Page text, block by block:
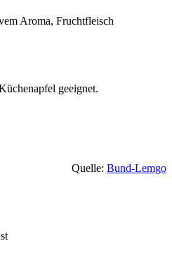
Aroma, Fruchtfleisch
geeignet.
Quelle: Bund-Lemgo